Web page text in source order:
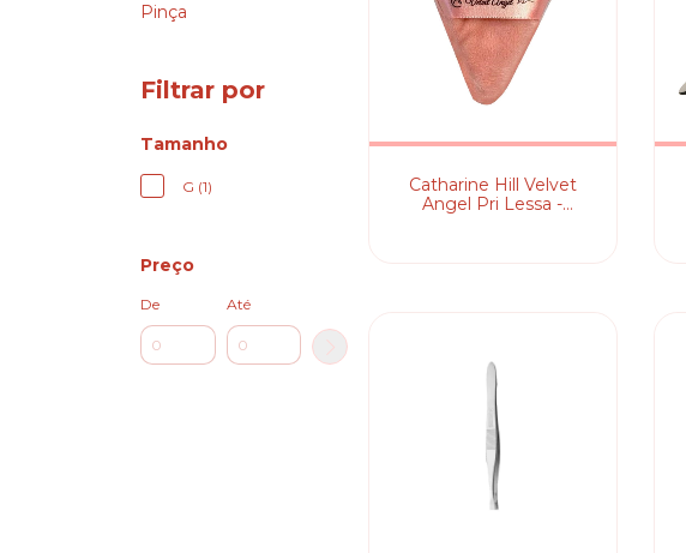
Pinça
Filtrar por
Tamanho
G (1)
Preço
De Até
Catharine Hill Velvet
Angel Pri Lessa -